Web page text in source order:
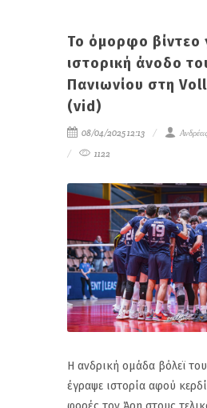
Το όμορφο βίντεο
ιστορική άνοδο
Πανιωνίου στη
(vid)
08/04/2025 12:13
1122
Η ανδρική ομάδα βόλεϊ
έγραψε ιστορία αφού